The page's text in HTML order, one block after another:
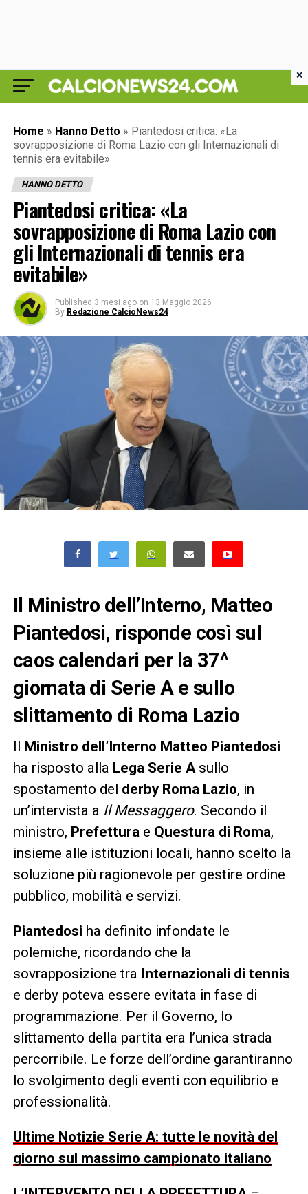
Home » Hanno Detto » Piantedosi critica: «La
sovrapposizione di Roma Lazio con gli Internazionali di
tennis era evitabile»
HANNO DETTO
Piantedosi critica: «La
sovrapposizione di Roma Lazio con
gli Internazionali di tennis era
evitabile»
Published 3 mesi ago on 13 Maggio 2026
By Redazione CalcioNews24
Il Ministro dell’Interno, Matteo
Piantedosi, risponde così sul
caos calendari per la 37^
giornata di Serie A e sullo
slittamento di Roma Lazio
Il Ministro dell’Interno Matteo Piantedosi
ha risposto alla Lega Serie Asullo
spostamento del derby Roma Lazio, in
un’intervista a Il Messaggero. Secondo il
ministro, Prefetturae Questura di Roma,
insieme alle istituzioni locali, hanno scelto la
soluzione più ragionevole per gestire ordine
pubblico, mobilità e servizi.
Piantedosi ha definito infondate le
polemiche, ricordando che la
sovrapposizione tra Internazionali di tennis
e derby poteva essere evitata in fase di
programmazione. Per il Governo, lo
slittamento della partita era l’unica strada
percorribile. Le forze dell’ordine garantiranno
lo svolgimento degli eventi con equilibrio e
professionalità.
Ultime Notizie Serie A: tutte le novità del
giorno sul massimo campionato italiano
×